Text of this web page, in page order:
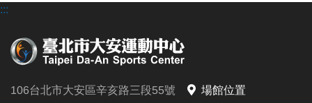
:::
106台北市大安區辛亥路三段55號
場館位置